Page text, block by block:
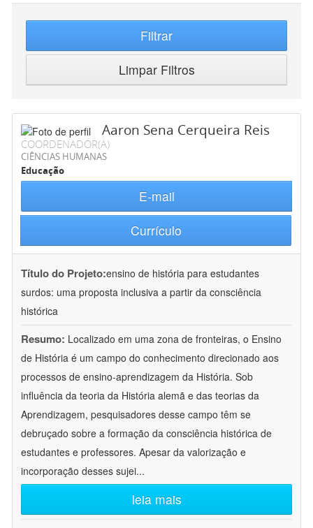
Filtrar
Limpar Filtros
Aaron Sena Cerqueira Reis
COORDENADOR(A)
CIÊNCIAS HUMANAS
Educação
E-mail
Currículo
Título do Projeto:ensino de história para estudantes
surdos: uma proposta inclusiva a partir da consciência
histórica
Resumo: Localizado em uma zona de fronteiras, o Ensino
de História é um campo do conhecimento direcionado aos
processos de ensino-aprendizagem da História. Sob
influência da teoria da História alemã e das teorias da
Aprendizagem, pesquisadores desse campo têm se
debruçado sobre a formação da consciência histórica de
estudantes e professores. Apesar da valorização e
incorporação desses sujei...
leia mais